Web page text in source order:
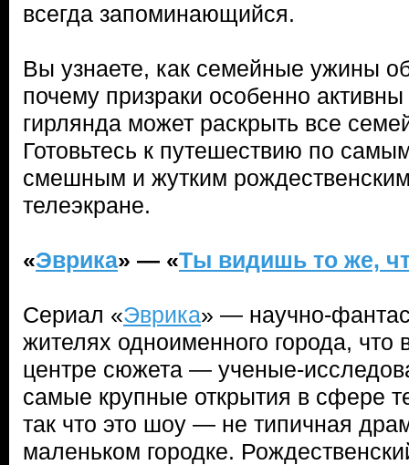
всегда запоминающийся.
Вы узнаете, как семейные ужины
почему призраки особенно
гирлянда может раскрыть все
Готовьтесь к путешествию по
смешным и жутким
телеэкране.
«Эврика» — «Ты видишь то же,
Сериал «Эврика» — научно-
жителях одноименного города, что
центре сюжета — ученые-
самые крупные открытия в сфере
так что это шоу — не типичная
маленьком городке.